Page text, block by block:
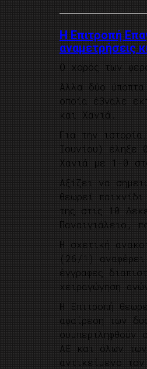
Η Επιτροπή
αναμετρήσεις
Ο χορός των
Άλλα δύο
οποία έβγαλε
και Χανιά.
Για την
Ιουνίου) έληξε
Χανιά με 1-0
Αξίζει να
θεωρεί
της στις 10
Παναιγιάλειο,
Η σχετική
(26/1)
έγγραφες
χειραγώγηση
Η Επιτροπή
αφαίρεση των
συμπεριληφθούν
ΑΕ και όλων των
αντικείμενο